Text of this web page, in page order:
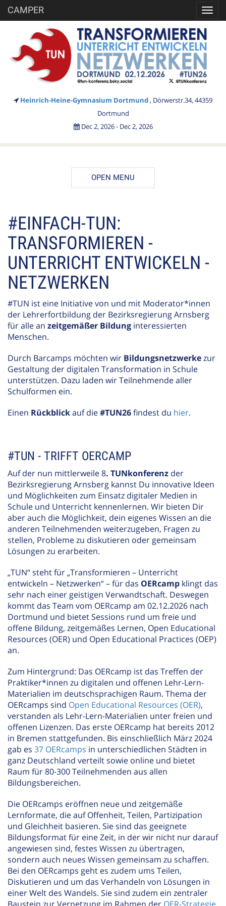
CAMPER
Heinrich-Heine-Gymnasium Dortmund, Dörwerstr.34, 44359
Dortmund
Dec 2, 2026 - Dec 2, 2026
OPEN MENU
DESCRIPTION
#EINFACH-TUN:
TRANSFORMIEREN -
UNTERRICHT ENTWICKELN -
NETZWERKEN
#TUN ist eine Initiative von und mit Moderator*innen
der Lehrerfortbildung der Bezirksregierung Arnsberg
für alle an zeitgemäßer Bildung interessierten
Menschen.
Durch Barcamps möchten wir Bildungsnetzwerkezur
Gestaltung der digitalen Transformation in Schule
unterstützen. Dazu laden wir Teilnehmende aller
Schulformen ein.
Einen Rückblickauf die#TUN26findest du hier.
#TUN - TRIFFT OERCAMP
Auf der nun mittlerweile 8. TUNkonferenz der
Bezirksregierung Arnsberg kannst Du innovative Ideen
und Möglichkeiten zum Einsatz digitaler Medien in
Schule und Unterricht kennenlernen. Wir bieten Dir
aber auch die Möglichkeit, dein eigenes Wissen an die
anderen Teilnehmenden weiterzugeben, Fragen zu
stellen, Probleme zu diskutieren oder gemeinsam
Lösungen zu erarbeiten.
„TUN“ steht für „Transformieren – Unterricht
entwickeln – Netzwerken“ – für das OERcamp klingt das
sehr nach einer geistigen Verwandtschaft. Deswegen
kommt das Team vom OERcamp am 02.12.2026 nach
Dortmund und bietet Sessions rund um freie und
offene Bildung, zeitgemäßes Lernen, Open Educational
Resources (OER) und Open Educational Practices (OEP)
an.
Zum Hintergrund: Das OERcamp ist das Treffen der
Praktiker*innen zu digitalen und offenen Lehr-Lern-
Materialien im deutschsprachigen Raum. Thema der
OERcamps sind Open Educational Resources (OER),
verstanden als Lehr-Lern-Materialien unter freien und
offenen Lizenzen. Das erste OERcamp hat bereits 2012
in Bremen stattgefunden. Bis einschließlich März 2024
gab es 37 OERcamps in unterschiedlichen Städten in
ganz Deutschland verteilt sowie online und bietet
Raum für 80-300 Teilnehmenden aus allen
Bildungsbereichen.
Die OERcamps eröffnen neue und zeitgemäße
Lernformate, die auf Offenheit, Teilen, Partizipation
und Gleichheit basieren. Sie sind das geeignete
Bildungsformat für eine Zeit, in der wir nicht nur darauf
angewiesen sind, festes Wissen zu übertragen,
sondern auch neues Wissen gemeinsam zu schaffen.
Bei den OERcamps geht es zudem ums Teilen,
Diskutieren und um das Verhandeln von Lösungen in
einer Welt des Wandels. Sie sind zudem ein zentraler